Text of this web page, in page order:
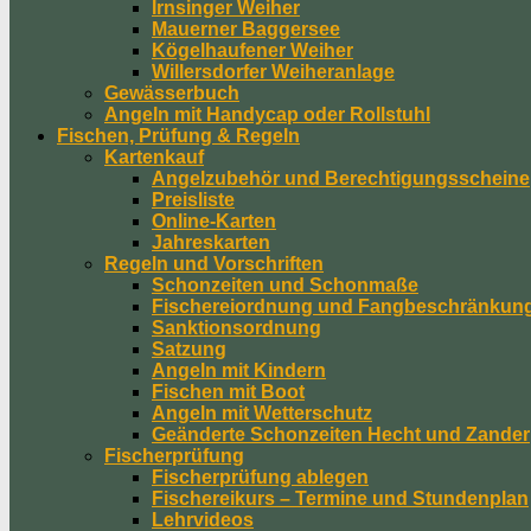
Irnsinger Weiher
Mauerner Baggersee
Kögelhaufener Weiher
Willersdorfer Weiheranlage
Gewässerbuch
Angeln mit Handycap oder Rollstuhl
Fischen, Prüfung & Regeln
Kartenkauf
Angelzubehör und Berechtigungsscheine
Preisliste
Online-Karten
Jahreskarten
Regeln und Vorschriften
Schonzeiten und Schonmaße
Fischereiordnung und
Sanktionsordnung
Satzung
Angeln mit Kindern
Fischen mit Boot
Angeln mit Wetterschutz
Geänderte Schonzeiten Hecht und Zander
Fischerprüfung
Fischerprüfung ablegen
Fischereikurs – Termine und Stundenplan
Lehrvideos